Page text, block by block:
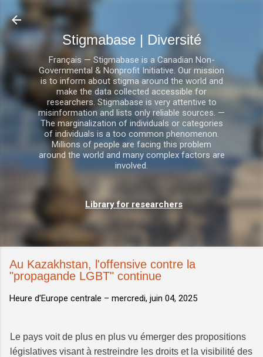
Stigmabase | Diversité
Français — Stigmabase is a Canadian Non-
Governmental & Nonprofit Initiative. Our mission
is to inform about stigma around the world and
make the data collected accessible for
researchers. Stigmabase is very attentive to
misinformation and lists only reliable sources. —
The marginalization of individuals or categories
of individuals is a too common phenomenon.
Millions of people are facing this problem
around the world and many complex factors are
involved.
Library for researchers
Au Kazakhstan, l'offensive contre la
"propagande LGBT" continue
Heure d’Europe centrale – mercredi, juin 04, 2025
Le pays voit de plus en plus vu émerger des propositions
législatives visant à restreindre les droits et la visibilité des